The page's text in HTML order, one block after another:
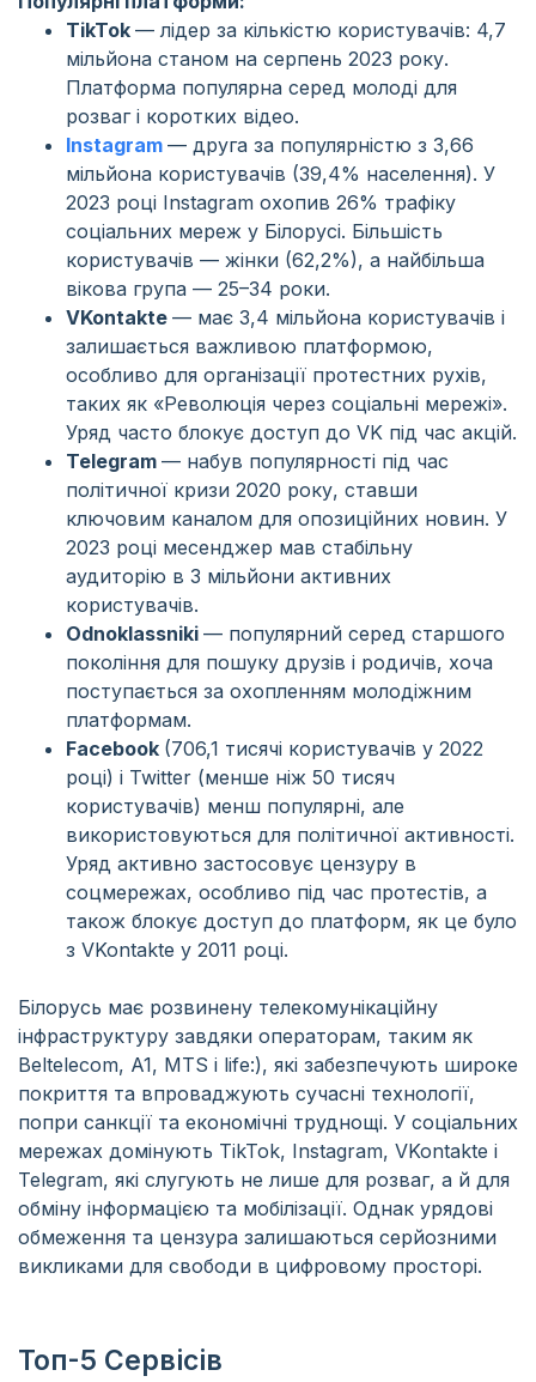
TikTok — лідер за кількістю користувачів: 4,7
мільйона станом на серпень 2023 року.
Платформа популярна серед молоді для
розваг і коротких відео.
Instagram — друга за популярністю з 3,66
мільйона користувачів (39,4% населення). У
2023 році Instagram охопив 26% трафіку
соціальних мереж у Білорусі. Більшість
користувачів — жінки (62,2%), а найбільша
вікова група — 25–34 роки.
VKontakte — має 3,4 мільйона користувачів і
залишається важливою платформою,
особливо для організації протестних рухів,
таких як «Революція через соціальні мережі».
Уряд часто блокує доступ до VK під час акцій.
Telegram — набув популярності під час
політичної кризи 2020 року, ставши
ключовим каналом для опозиційних новин. У
2023 році месенджер мав стабільну
аудиторію в 3 мільйони активних
користувачів.
Odnoklassniki — популярний серед старшого
покоління для пошуку друзів і родичів, хоча
поступається за охопленням молодіжним
платформам.
Facebook (706,1 тисячі користувачів у 2022
році) і Twitter (менше ніж 50 тисяч
користувачів) менш популярні, але
використовуються для політичної активності.
Уряд активно застосовує цензуру в
соцмережах, особливо під час протестів, а
також блокує доступ до платформ, як це було
з VKontakte у 2011 році.
Білорусь має розвинену телекомунікаційну
інфраструктуру завдяки операторам, таким як
Beltelecom, A1, MTS і life:), які забезпечують широке
покриття та впроваджують сучасні технології,
попри санкції та економічні труднощі. У соціальних
мережах домінують TikTok, Instagram, VKontakte і
Telegram, які слугують не лише для розваг, а й для
обміну інформацією та мобілізації. Однак урядові
обмеження та цензура залишаються серйозними
викликами для свободи в цифровому просторі.
Топ-5 Сервісів